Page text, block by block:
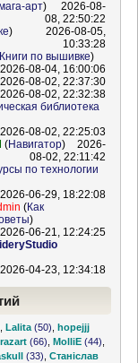
арт)
2026-08-
08, 22:50:22
)
2026-08-05,
10:33:28
по вышивке)
2026-08-04, 16:00:06
2026-08-02, 22:37:30
2026-08-02, 22:32:38
библиотека
2026-08-02, 22:25:03
(Навигатор)
2026-
08-02, 22:11:42
по технологии
2026-06-29, 18:22:08
(Как
)
2026-06-21, 12:24:25
2026-04-23, 12:34:18
,Lalita (50) ,hopejjj
(66) ,MolliE (44)
(33) ,Станіслав